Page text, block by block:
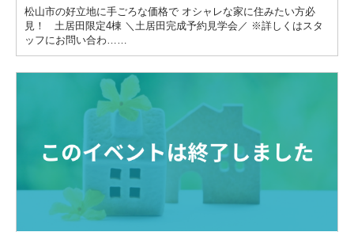
松山市の好立地に手ごろな価格で オシャレな家に住みたい方必
見！ 土居田限定4棟 ＼土居田完成予約見学会／ ※詳しくはスタ
ッフにお問い合わ……